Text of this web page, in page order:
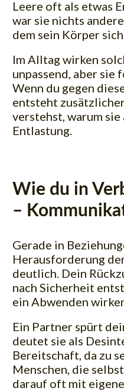
Leere oft als etwas
war sie nichts
dem sein Körper
Im Alltag wirken
unpassend, aber
Wenn du gegen
entsteht
verstehst, warum
Entlastung.
Wie du in
–
Gerade in
Herausforderung
deutlich. Dein
nach Sicherheit
ein Abwenden
Ein Partner spürt
deutet sie als
Bereitschaft, da zu
Menschen, die
darauf oft mit